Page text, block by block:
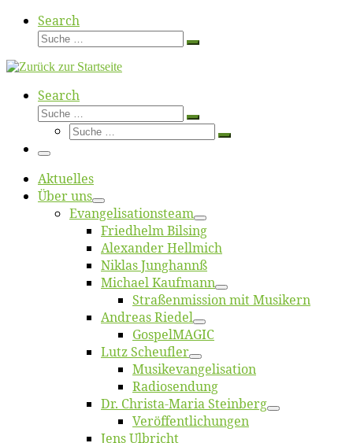
Search
Suche
Suche
Search
Suche
Suche
Suche
Suche
Menü
Ak­tu­el­les
Über uns
Evangelisa­tions­team
Fried­helm Bilsing
Alex­an­der Hellmich
Ni­klas Junghannß
Mi­cha­el Kaufmann
Straßenmis­sion mit Musikern
An­dre­as Riedel
Gos­pel­MA­GIC
Lutz Scheuf­ler
Musikevan­ge­li­sa­tion
Ra­dio­sen­dung
Dr. Chris­­ta-Ma­ria Steinberg
Ver­öf­fent­li­chun­gen
Jens Ulb­richt